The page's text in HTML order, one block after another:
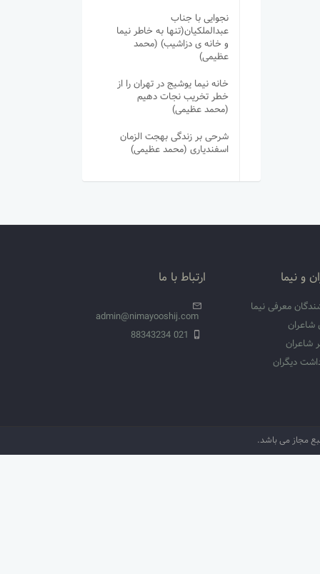
نجوایی با جناب
عبدالملکیان(تنها به خاطر نیما
و خانه ی دزاشیب) (محمد
عظیمی)
خانه نیما یوشیج در تهران را از
خطر تخریب نجات دهیم
(محمد عظیمی)
شرحی بر زندگی بهجت الزمان
اسفندیاری (محمد عظیمی)
و نیما
معرفی نیما
شاعران
شاعران
دیگران
ارتباط با ما
admin@nimayooshij.com
021 88343234
مجاز می باشد.